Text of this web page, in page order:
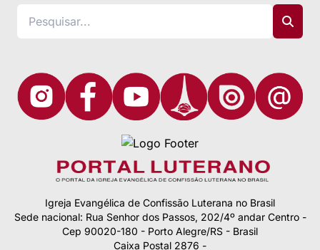
Igreja Evangélica de Confissão Luterana no Brasil
Sede nacional: Rua Senhor dos Passos, 202/4º andar Centro -
Cep 90020-180 - Porto Alegre/RS - Brasil
Caixa Postal 2876 -